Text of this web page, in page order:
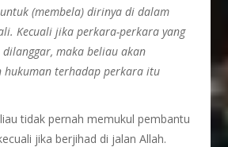
(membela) dirinya di dalam
Kecuali jika perkara-perkara yang
maka beliau akan
hukuman terhadap perkara itu
tidak pernah memukul pembantu
jika berjihad di jalan Allah.